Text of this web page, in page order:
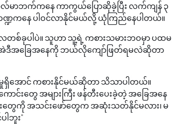
မာဘက်ကနေ ကာကွယ်ပြောဆိုခဲ့ပြီး လက်ကျန် ၃
ကနေ ပါဝင်လာနိုင်မယ်လို့ ယုံကြည်နေပါတယ်။
ခုပါပဲ။ သူဟာ သူ့ရဲ့ ကစားသမားဘဝမှာ ပထမ
အဲဒီအခြေအနေကို ဘယ်လိုကျော်ဖြတ်ရမလဲဆိုတာ
အောင် ကစားနိုင်မယ်ဆိုတာ သိသာပါတယ်။
းတွေ အများကြီး ဖန်တီးပေးခဲ့တဲ့ အခြေအနေ
တွေကို အသင်းဖော်တွေက အဆုံးသတ်နိုင်မလား၊ မ
ဘူး”